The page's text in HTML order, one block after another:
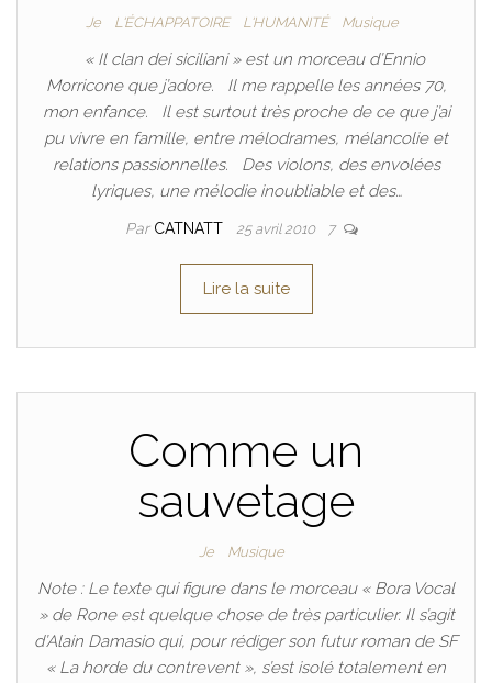
Je L'ÉCHAPPATOIRE L'HUMANITÉ Musique
« Il clan dei siciliani » est un morceau d’Ennio
Morricone que j’adore. Il me rappelle les années 70,
mon enfance. Il est surtout très proche de ce que j’ai
pu vivre en famille, entre mélodrames, mélancolie et
relations passionnelles. Des violons, des envolées
lyriques, une mélodie inoubliable et des…
Par CATNATT 25 avril 2010 7
Lire la suite
Comme un
sauvetage
Je Musique
Note : Le texte qui figure dans le morceau « Bora Vocal
» de Rone est quelque chose de très particulier. Il s’agit
d’Alain Damasio qui, pour rédiger son futur roman de SF
« La horde du contrevent », s’est isolé totalement en